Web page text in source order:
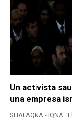
Un activista
una empresa
SHAFAQNA - IQNA :